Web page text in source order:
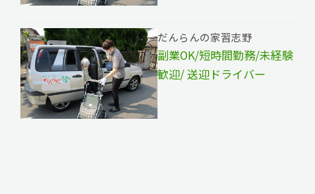
だんらんの家習志野
副業OK/短時間勤務/未経験
歓迎/ 送迎ドライバー